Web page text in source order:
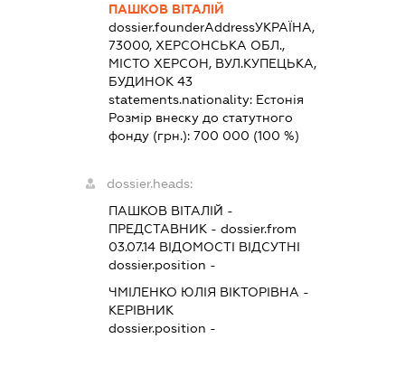
ПАШКОВ ВІТАЛІЙ
dossier.founderAddressУКРАЇНА,
73000, ХЕРСОНСЬКА ОБЛ.,
МІСТО ХЕРСОН, ВУЛ.КУПЕЦЬКА,
БУДИНОК 43
statements.nationality: Естонія
Розмір внеску до статутного
фонду (грн.): 700 000 (100 %)
dossier.heads:
ПАШКОВ ВІТАЛІЙ -
ПРЕДСТАВНИК - dossier.from
03.07.14ВІДОМОСТІ ВІДСУТНІ
dossier.position -
ЧМІЛЕНКО ЮЛІЯ ВІКТОРІВНА -
КЕРІВНИК
dossier.position -